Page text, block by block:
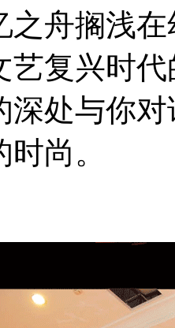
之舟搁浅
艺复兴时
深处与你
尚。